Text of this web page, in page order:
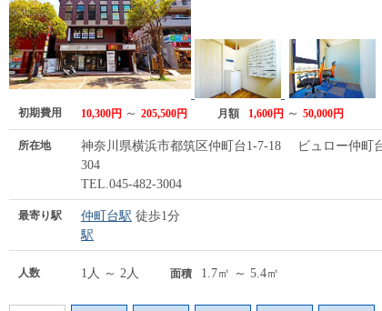
初期費用 10,300円 ～ 205,500円 月額 1,600円 ～ 50,000円
所在地
神奈川県横浜市都筑区仲町台1-7-18 ビュロー仲町台
304
TEL.045-482-3004
最寄り駅 仲町台駅 徒歩1分
駅
人数 1人 ～ 2人 面積 1.7㎡ ～ 5.4㎡